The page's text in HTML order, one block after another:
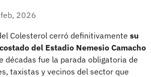
2026
Colesterol cerró definitivamente su
del Estadio Nemesio Camacho
décadas fue la parada obligatoria de
taxistas y vecinos del sector que